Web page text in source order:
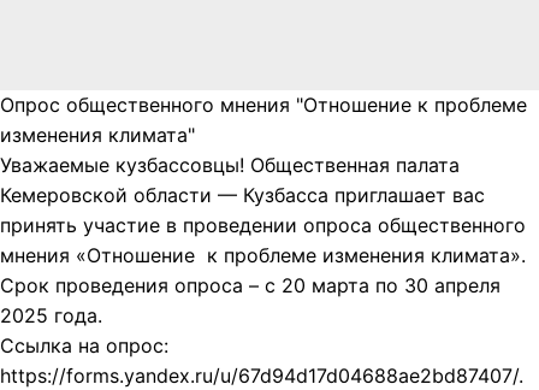
Опрос общественного мнения "Отношение к проблеме
изменения климата"
Уважаемые кузбассовцы! Общественная палата
Кемеровской области — Кузбасса приглашает вас
принять участие в проведении опроса общественного
мнения «Отношение к проблеме изменения климата».
Срок проведения опроса – с 20 марта по 30 апреля
2025 года.
Ссылка на опрос:
https://forms.yandex.ru/u/67d94d17d04688ae2bd87407/.